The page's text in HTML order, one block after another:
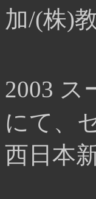
加/(株)
2003
にて、
西日本